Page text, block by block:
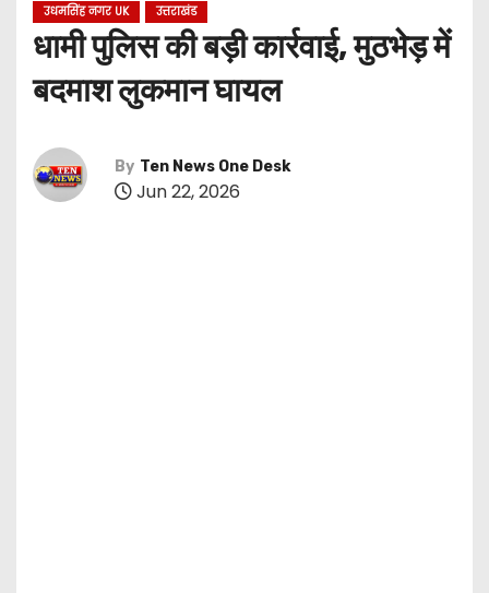
उधमसिंह नगर UK उत्तराखंड
धामी पुलिस की बड़ी कार्रवाई, मुठभेड़ में
बदमाश लुकमान घायल
By Ten News One Desk
Jun 22, 2026